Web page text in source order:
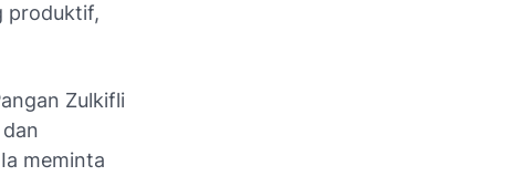
produktif,
Zulkifli
meminta